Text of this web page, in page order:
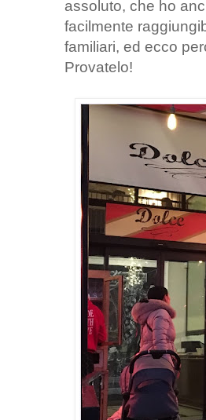
assoluto, che ho
facilmente
familiari, ed ecco
Provatelo!